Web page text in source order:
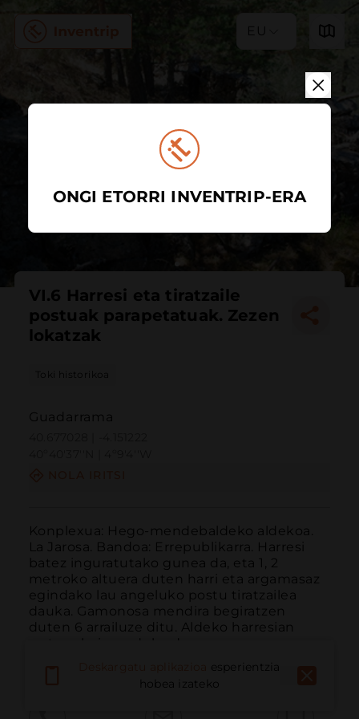
EU
VI.6 Harresi eta tiratzaile
postuak parapetatuak. Zezen
lokatzak
Toki historikoa
Guadarrama
Konplexua: Hego-mendebaldeko aldekoa.
La Jarosa. Bandoa: Errepublikarra. Harresi
batez inguratutako gunea da, eta 1, 2
metroko altuera duten harri eta argamasaz
egindako lau angeluko postu tiratzailea
dauka. Gamonosa mendira begiratzen
duten 6 arrailuze ditu. Aldeko harresian
sartzea baimenduko duen...
esperientzia
hobea izateko
ONGI ETORRI INVENTRIP-ERA